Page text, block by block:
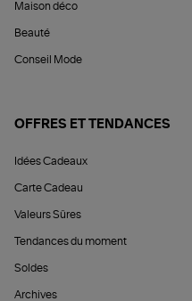
Maison déco
Beauté
Conseil Mode
OFFRES ET TENDANCES
Idées Cadeaux
Carte Cadeau
Valeurs Sûres
Tendances du moment
Soldes
Archives